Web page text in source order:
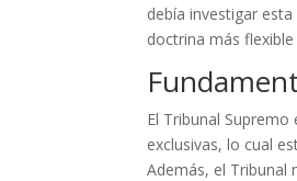
debía investigar
doctrina más
El Tribunal
exclusivas, lo cual
Además, el Tribunal